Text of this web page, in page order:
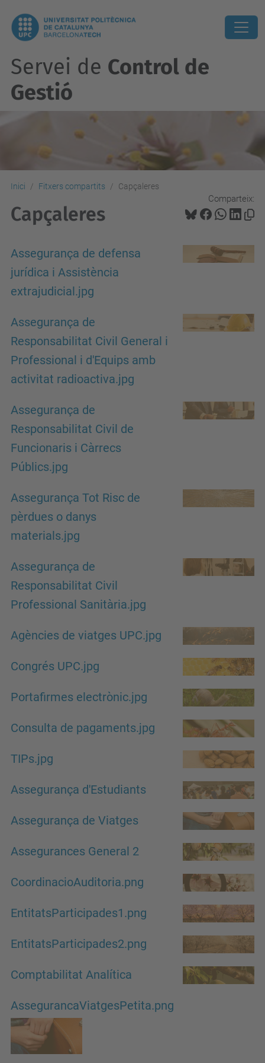
Servei de Control de
Gestió
Inici Fitxers compartits Capçaleres
Comparteix:
Capçaleres
Assegurança de defensa
jurídica i Assistència
extrajudicial.jpg
Assegurança de
Responsabilitat Civil General i
Professional i d'Equips amb
activitat radioactiva.jpg
Assegurança de
Responsabilitat Civil de
Funcionaris i Càrrecs
Públics.jpg
Assegurança Tot Risc de
pèrdues o danys
materials.jpg
Assegurança de
Responsabilitat Civil
Professional Sanitària.jpg
Agències de viatges UPC.jpg
Congrés UPC.jpg
Portafirmes electrònic.jpg
Consulta de pagaments.jpg
TIPs.jpg
Assegurança d'Estudiants
Assegurança de Viatges
Assegurances General 2
CoordinacioAuditoria.png
EntitatsParticipades1.png
EntitatsParticipades2.png
Comptabilitat Analítica
AssegurancaViatgesPetita.png